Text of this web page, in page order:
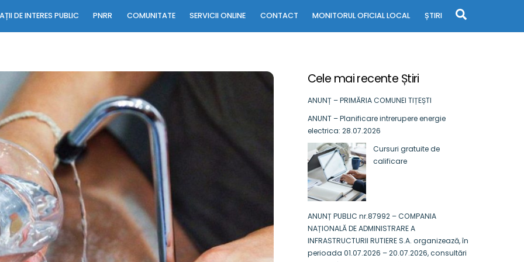
Search
DE INTERES PUBLIC PNRR COMUNITATE SERVICII ONLINE CONTACT MONITORUL OFICIAL LOCAL ȘTIRI
Cele mai recente Știri
ANUNȚ – PRIMĂRIA COMUNEI TIȚEȘTI
ANUNT – Planificare intrerupere energie
electrica: 28.07.2026
Cursuri gratuite de
calificare
ANUNȚ PUBLIC nr.87992 – COMPANIA
NAȚIONALĂ DE ADMINISTRARE A
INFRASTRUCTURII RUTIERE S.A. organizează, în
perioada 01.07.2026 – 20.07.2026, consultări